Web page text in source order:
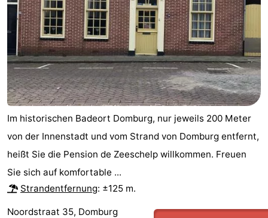
Essen
und
trinken
Veranstaltungen
Ringstechen
Praktisch
Forum
-
Im historischen Badeort Domburg, nur jeweils 200 Meter
von der Innenstadt und vom Strand von Domburg entfernt,
heißt Sie die Pension de Zeeschelp willkommen. Freuen
Sie sich auf komfortable ...
Strandentfernung: ±125 m.
Noordstraat 35, Domburg